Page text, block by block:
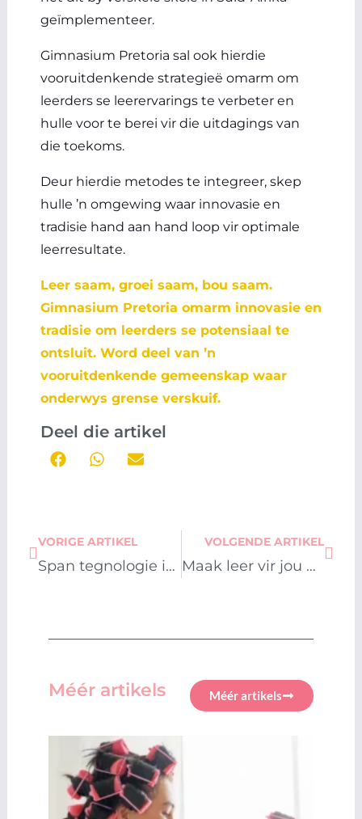
geïmplementeer.
Gimnasium Pretoria sal ook hierdie
vooruitdenkende strategieë omarm om
leerders se leerervarings te verbeter en
hulle voor te berei vir die uitdagings van
die toekoms.
Deur hierdie metodes te integreer, skep
hulle ’n omgewing waar innovasie en
tradisie hand aan hand loop vir optimale
leerresultate.
Leer saam, groei saam, bou saam.
Gimnasium Pretoria omarm innovasie en
tradisie om leerders se potensiaal te
ontsluit. Word deel van ’n
vooruitdenkende gemeenskap waar
onderwys grense verskuif.
Deel die artikel
Prev
VORIGE ARTIKEL
Span tegnologie in om vir jou te werk
VOLGENDE ARTIKEL
Maak leer vir jou kind maklik in sy moedertaal
Next
Méér artikels Méér artikels